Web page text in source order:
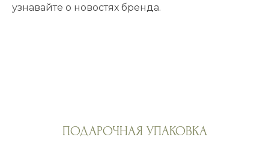
узнавайте о новостях бренда.
ПОДАРОЧНАЯ УПАКОВКА